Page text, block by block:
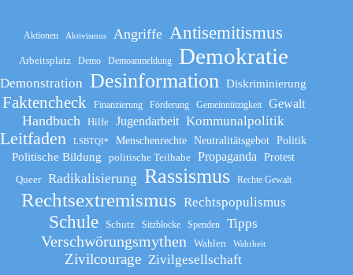
Aktionen Aktivismus Angriffe Antisemitismus
Arbeitsplatz Demo Demoanmeldung Demokratie
Demonstration Desinformation Diskriminierung
Faktencheck Finanzierung Förderung Gemeinnützigkeit Gewalt
Handbuch Hilfe Jugendarbeit Kommunalpolitik
Leitfaden LSBTQI* Menschenrechte Neutralitätsgebot Politik
Politische Bildung politische Teilhabe Propaganda
Protest
Queer
Radikalisierung Rassismus Rechte Gewalt
Rechtsextremismus Rechtspopulismus
Schule Schutz Sitzblocke Spenden Tipps
Verschwörungsmythen Wahlen Wahrheit
Zivilcourage Zivilgesellschaft